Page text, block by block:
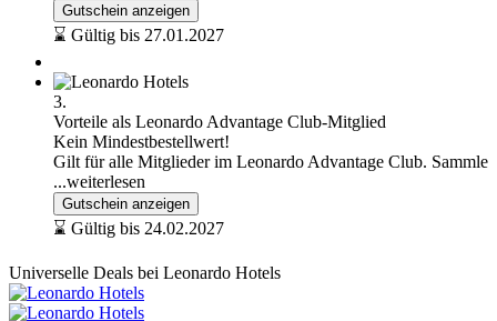
Gutschein anzeigen
⌛ Gültig bis 27.01.2027
3.
Vorteile als Leonardo Advantage Club-Mitglied
Kein Mindestbestellwert!
Gilt für alle Mitglieder im Leonardo Advantage Club. Sammle
...weiterlesen
Gutschein anzeigen
⌛ Gültig bis 24.02.2027
Universelle Deals bei Leonardo Hotels